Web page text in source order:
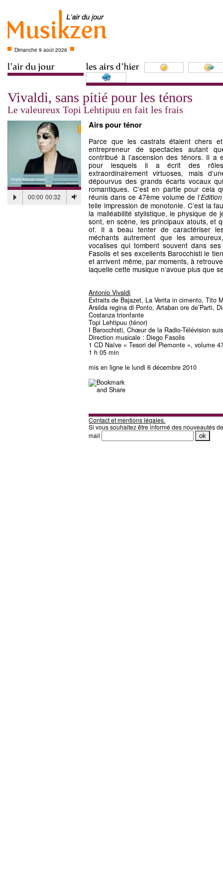
Dimanche 9 août 2026
Vivaldi, sans pitié pour les ténors
Le valeureux Topi Lehtipuu en fait les frais
00:00 00:32
Airs pour ténor
Parce que les castrats étaient chers
entrepreneur de spectacles autant
contribué à l’ascension des ténors. Il a
pour lesquels il a écrit des rôles
extraordinairement virtuoses, mais
dépourvus des grands écarts vocaux
romantiques. C’est en partie pour cela
réunis dans ce 47ème volume de l’
telle impression de monotonie. C’est la
la malléabilité stylistique, le physique de
sont, en scène, les principaux atouts, et
of. Il a beau tenter de caractériser
méchants autrement que les
vocalises qui tombent souvent dans
Fasolis et ses excellents Barocchisti le
et arrivent même, par moments, à
laquelle cette musique n’avoue plus que
Antonio Vivaldi
Extraits de Bajazet, La Verita in cimento, Tito
Arsilda regina di Ponto, Artaban ore de’Parti,
Costanza trionfante
Topi Lehtipuu (ténor)
I Barocchisti, Chœur de la Radio-Télévision
Direction musicale : Diego Fasolis
1 CD Naïve « Tesori del Piemonte », volume
1 h 05 min
mis en ligne le lundi 6 décembre 2010
Contact et mentions légales.
Si vous souhaitez être informé des nouveautés
mail